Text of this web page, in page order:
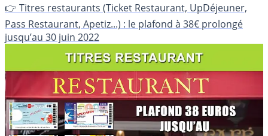
👉 Titres restaurants (Ticket Restaurant, UpDéjeuner,
Pass Restaurant, Apetiz...) : le plafond à 38€ prolongé
jusqu’au 30 juin 2022